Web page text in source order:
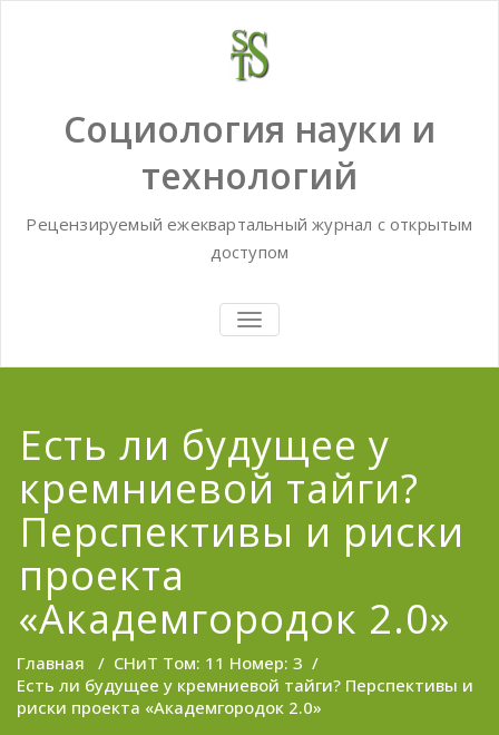
Социология науки и
технологий
Рецензируемый ежеквартальный журнал с открытым
доступом
TOGGLE
NAVIGATION
Есть ли будущее у
кремниевой тайги?
Перспективы и риски
проекта
«Академгородок 2.0»
Главная / СНиТ Том: 11 Номер: 3 /
Есть ли будущее у кремниевой тайги? Перспективы и
риски проекта «Академгородок 2.0»